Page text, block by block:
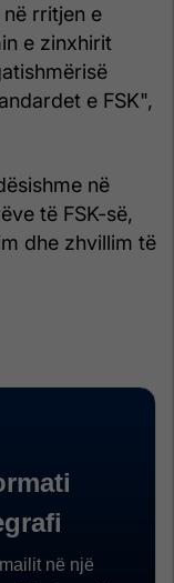
rritjen e
e zinxhirit
e FSK",
në
të FSK-së,
dhe zhvillim të